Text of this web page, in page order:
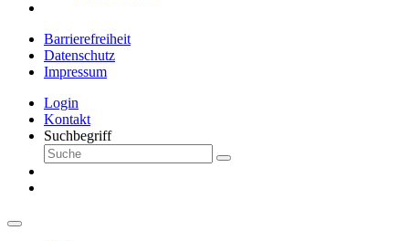
Barrierefreiheit
Datenschutz
Impressum
Login
Kontakt
Suchbegriff